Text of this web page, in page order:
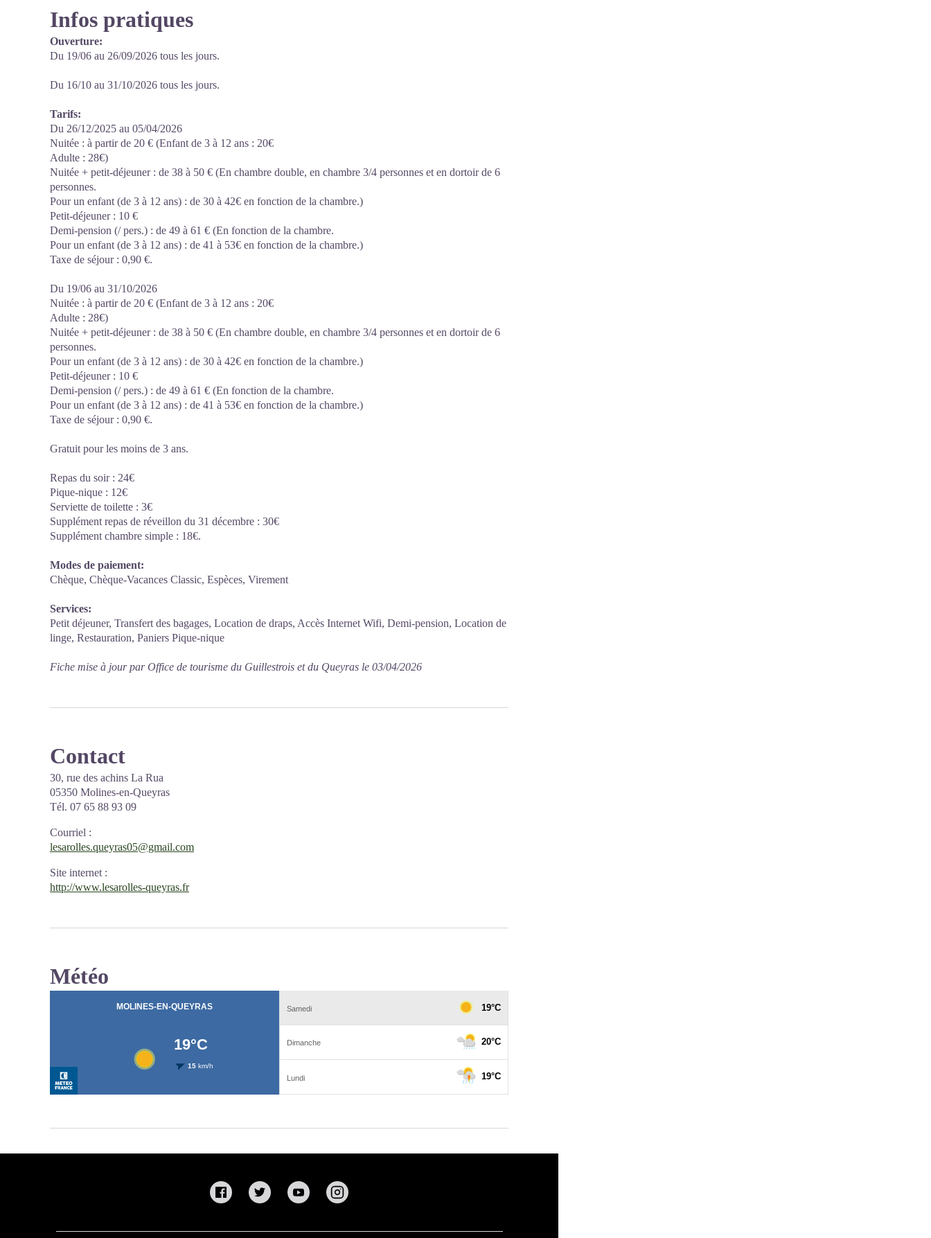
Infos pratiques
Ouverture:
Du 19/06 au 26/09/2026 tous les jours.
Du 16/10 au 31/10/2026 tous les jours.
Tarifs:
Du 26/12/2025 au 05/04/2026
Nuitée : à partir de 20 € (Enfant de 3 à 12 ans : 20€
Adulte : 28€)
Nuitée + petit-déjeuner : de 38 à 50 € (En chambre double, en chambre 3/4 personnes et en dortoir de 6
personnes.
Pour un enfant (de 3 à 12 ans) : de 30 à 42€ en fonction de la chambre.)
Petit-déjeuner : 10 €
Demi-pension (/ pers.) : de 49 à 61 € (En fonction de la chambre.
Pour un enfant (de 3 à 12 ans) : de 41 à 53€ en fonction de la chambre.)
Taxe de séjour : 0,90 €.
Du 19/06 au 31/10/2026
Nuitée : à partir de 20 € (Enfant de 3 à 12 ans : 20€
Adulte : 28€)
Nuitée + petit-déjeuner : de 38 à 50 € (En chambre double, en chambre 3/4 personnes et en dortoir de 6
personnes.
Pour un enfant (de 3 à 12 ans) : de 30 à 42€ en fonction de la chambre.)
Petit-déjeuner : 10 €
Demi-pension (/ pers.) : de 49 à 61 € (En fonction de la chambre.
Pour un enfant (de 3 à 12 ans) : de 41 à 53€ en fonction de la chambre.)
Taxe de séjour : 0,90 €.
Gratuit pour les moins de 3 ans.
Repas du soir : 24€
Pique-nique : 12€
Serviette de toilette : 3€
Supplément repas de réveillon du 31 décembre : 30€
Supplément chambre simple : 18€.
Modes de paiement:
Chèque, Chèque-Vacances Classic, Espèces, Virement
Services:
Petit déjeuner, Transfert des bagages, Location de draps, Accès Internet Wifi, Demi-pension, Location de
linge, Restauration, Paniers Pique-nique
Fiche mise à jour par Office de tourisme du Guillestrois et du Queyras le 03/04/2026
Contact
30, rue des achins La Rua
05350 Molines-en-Queyras
Tél. 07 65 88 93 09
Courriel :
lesarolles.queyras05@gmail.com
Site internet :
http://www.lesarolles-queyras.fr
Météo